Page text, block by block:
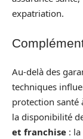
expatriation.
Au-delà des
techniques
protection santé
la disponibilité
et franchise :